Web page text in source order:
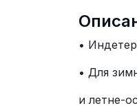
•
• Для
и летне-